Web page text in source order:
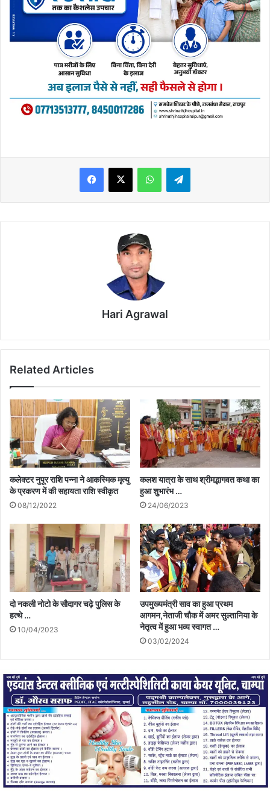
WhatsAppTelegram
Hari Agrawal
Related Articles
कलेक्टर नुपूर राशि पन्ना ने आकस्मिक मृत्यु
के प्रकरण में की सहायता राशि स्वीकृत
08/12/2022
कलश यात्रा के साथ श्रीमद्भागवत कथा का
हुआ शुभारंभ …
24/06/2023
दो नकली नोटो के सौदागर चढ़े पुलिस के
हत्थे …
10/04/2023
उपमुख्यमंत्री साव का हुआ प्रथम
आगमन,नेताजी चौक में अमर सुल्तानिया के
नेतृत्व में हुआ भव्य स्वागत …
03/02/2024